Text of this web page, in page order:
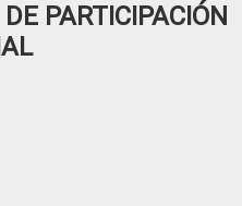
PARTICIPACIÓN